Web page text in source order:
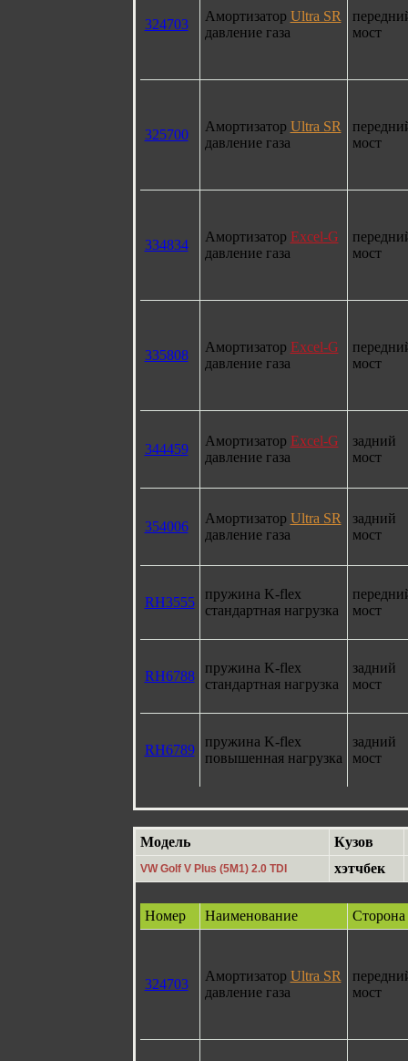
324703
Амортизатор Ultra SR
давление газа
мост
325700
Амортизатор Ultra SR
давление газа
мост
334834
Амортизатор Excel-G
давление газа
мост
335808
Амортизатор Excel-G
давление газа
мост
344459
Амортизатор Excel-G
давление газа
задний
мост
354006
Амортизатор Ultra SR
давление газа
задний
мост
RH3555
пружина K-flex
стандартная нагрузка
мост
RH6788
пружина K-flex
стандартная нагрузка
задний
мост
RH6789
пружина K-flex
повышенная нагрузка
задний
мост
Модель Кузов
VW Golf V Plus (5M1) 2.0 TDI хэтчбек
Номер Наименование Сторона
324703
Амортизатор Ultra SR
давление газа
мост